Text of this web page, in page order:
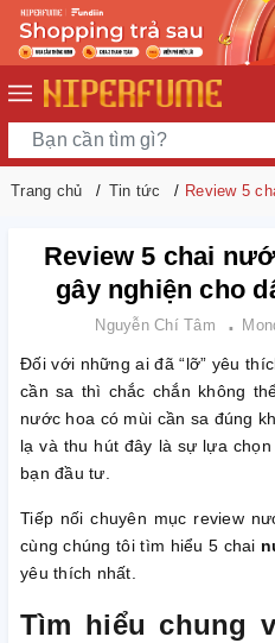
Trang chủ Tin tức Review 5
Review 5 chai
gây nghiện cho
Nguyễn Chí Tâm
Đối với những ai đã “lỡ” yêu
cần sa thì chắc chắn không
nước hoa có mùi cần sa đúng
lạ và thu hút đây là sự lựa
bạn đầu tư.
Tiếp nối chuyên mục review
cùng chúng tôi tìm hiểu 5 chai
yêu thích nhất.
Tìm hiểu chung